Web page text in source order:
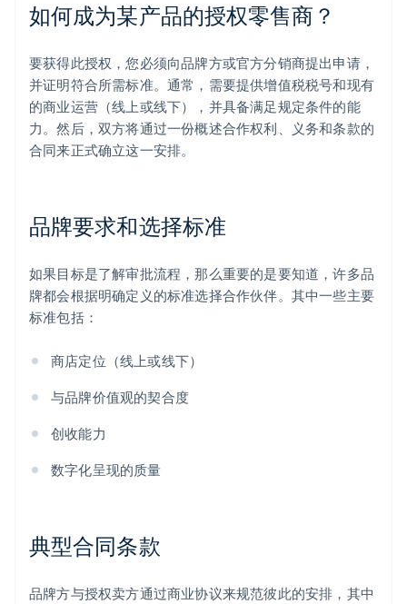
如何成为某产品的授权零售商？
要获得此授权，您必须向品牌方或官方分销商提出申请，
并证明符合所需标准。通常，需要提供增值税税号和现有
的商业运营（线上或线下），并具备满足规定条件的能
力。然后，双方将通过一份概述合作权利、义务和条款的
合同来正式确立这一安排。
品牌要求和选择标准
如果目标是了解审批流程，那么重要的是要知道，许多品
牌都会根据明确定义的标准选择合作伙伴。其中一些主要
标准包括：
商店定位（线上或线下）
与品牌价值观的契合度
创收能力
数字化呈现的质量
典型合同条款
品牌方与授权卖方通过商业协议来规范彼此的安排，其中